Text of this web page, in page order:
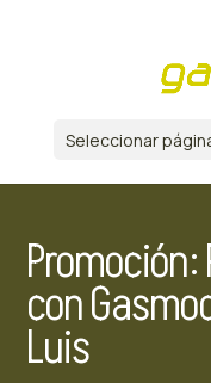
Seleccionar
con
Luis